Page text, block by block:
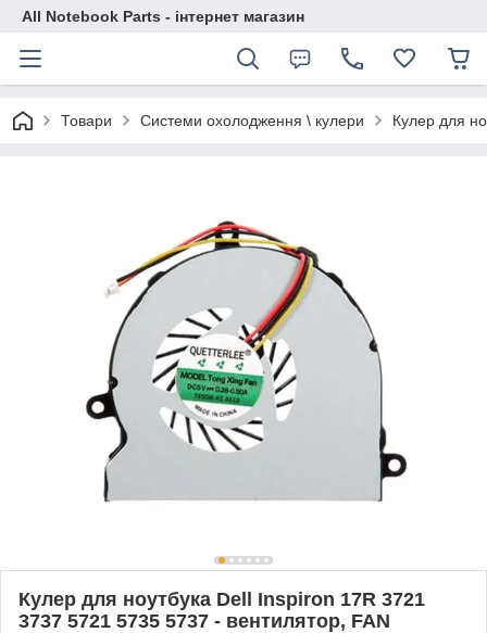
All Notebook Parts - інтернет магазин
Товари Системи охолодження \ кулери Кулер для
Кулер для ноутбука Dell Inspiron 17R 3721
3737 5721 5735 5737 - вентилятор, FAN